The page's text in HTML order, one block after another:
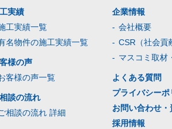
実績
工実績一覧
名物件の施工実績一覧
様の声
客様の声一覧
談の流れ
相談の流れ 詳細
企業情報
会社概要
CSR（社会貢
マスコミ取材
よくある質問
プライバシーポ
お問い合わせ・
採用情報